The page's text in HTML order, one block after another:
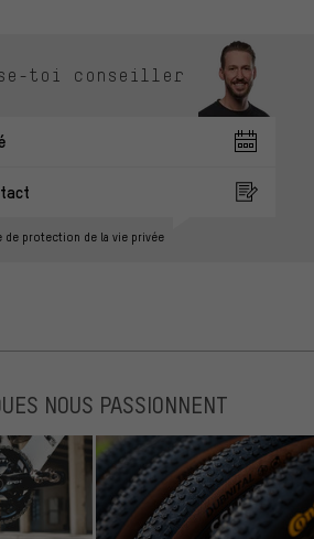
toi conseiller
protection de la vie privée
NOUS PASSIONNENT